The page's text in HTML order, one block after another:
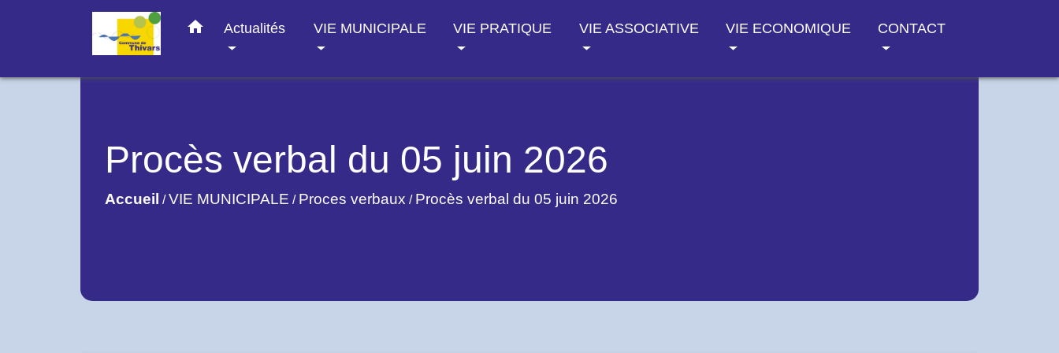
home Actualités VIE MUNICIPALE VIE PRATIQUE VIE ASSOCIATIVE VIE ECONOMIQUE CONTACT
Procès verbal du 05 juin 2026
Accueil /VIE MUNICIPALE / Proces verbaux / Procès verbal du 05 juin 2026